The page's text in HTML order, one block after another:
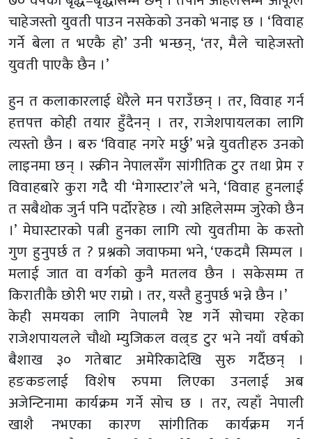
चाहेजस्तो युवती पाउन नसकेको उनको भनाइ छ । ‘विवाह
गर्ने बेला त भएकै हो’ उनी भन्छन्, ‘तर, मैले चाहेजस्तो
युवती पाएकै छैन ।’
हुन त कलाकारलाई धेरैले मन पराउँछन् । तर, विवाह गर्न
हत्तपत्त कोही तयार हुँदैनन् । तर, राजेशपायलका लागि
त्यस्तो छैन । बरु ‘विवाह नगरे मर्छु’ भन्ने युवतीहरु उनको
लाइनमा छन् । स्क्रीन नेपालसँग सांगीतिक टुर तथा प्रेम र
विवाहबारे कुरा गदैै यी ‘मेगास्टार’ले भने, ‘विवाह हुनलाई
त सबैथोक जुर्न पनि पर्दोरहेछ । त्यो अहिलेसम्म जुरेको छैन
।’ मेघास्टारको पत्नी हुनका लागि त्यो युवतीमा के कस्तो
गुण हुनुपर्छ त ? प्रश्नको जवाफमा भने, ‘एकदमै सिम्पल ।
मलाई जात वा वर्गको कुनै मतलव छैन । सकेसम्म त
किरातीकै छोरी भए राम्रो । तर, यस्तै हुनुपर्छ भन्ने छैन ।’
केही समयका लागि नेपालमै रेष्ट गर्ने सोचमा रहेका
राजेशपायलले चौथो म्युजिकल वल्र्ड टुर भने नयाँ वर्षको
बैशाख ३० गतेबाट अमेरिकादेखि सुरु गर्दैछन् ।
हङकङलाई विशेष रुपमा लिएका उनलाई अब
अजेन्टिनामा कार्यक्रम गर्ने सोच छ । तर, त्यहाँ नेपाली
खाशै नभएका कारण सांगीतिक कार्यक्रम गर्न